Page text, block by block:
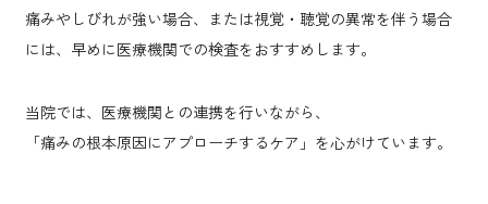
痛みやしびれが強い場合、または視覚・聴覚の異常を伴う場合
には、早めに医療機関での検査をおすすめします。
当院では、医療機関との連携を行いながら、
「痛みの根本原因にアプローチするケア」を心がけています。